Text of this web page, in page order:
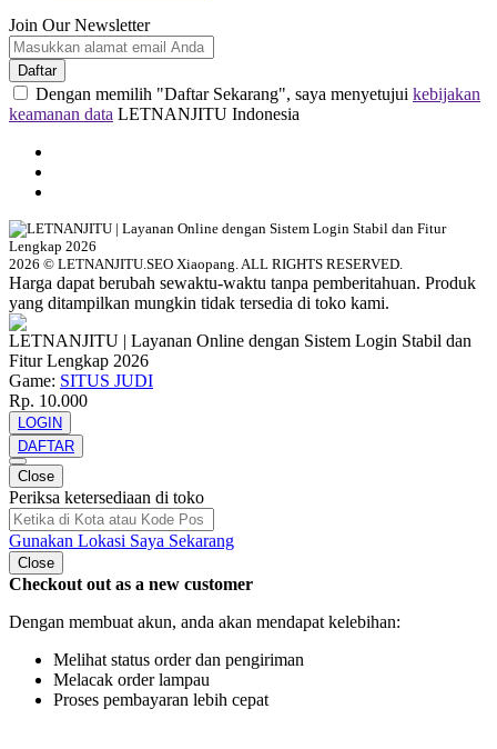
Join Our Newsletter
Daftar
Dengan memilih "Daftar Sekarang", saya menyetujui kebijakan
keamanan data LETNANJITU Indonesia
2026 © LETNANJITU.SEO Xiaopang. ALL RIGHTS RESERVED.
Harga dapat berubah sewaktu-waktu tanpa pemberitahuan. Produk
yang ditampilkan mungkin tidak tersedia di toko kami.
LETNANJITU | Layanan Online dengan Sistem Login Stabil dan
Fitur Lengkap 2026
Game: SITUS JUDI
Rp. 10.000
LOGIN
DAFTAR
Close
Periksa ketersediaan di toko
Gunakan Lokasi Saya Sekarang
Close
Checkout out as a new customer
Dengan membuat akun, anda akan mendapat kelebihan:
Melihat status order dan pengiriman
Melacak order lampau
Proses pembayaran lebih cepat